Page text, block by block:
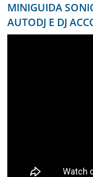
MINIGUIDA
AUTODJ E DJ